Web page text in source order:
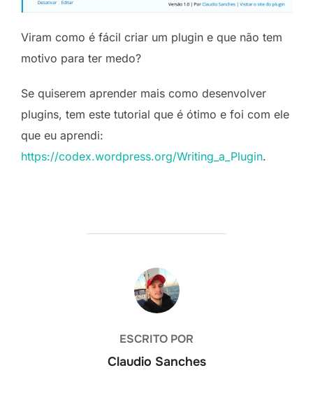
Viram como é fácil criar um plugin e que não tem
motivo para ter medo?
Se quiserem aprender mais como desenvolver
plugins, tem este tutorial que é ótimo e foi com ele
que eu aprendi:
https://codex.wordpress.org/Writing_a_Plugin.
AUTOR DO POST
ESCRITO POR
Claudio Sanches